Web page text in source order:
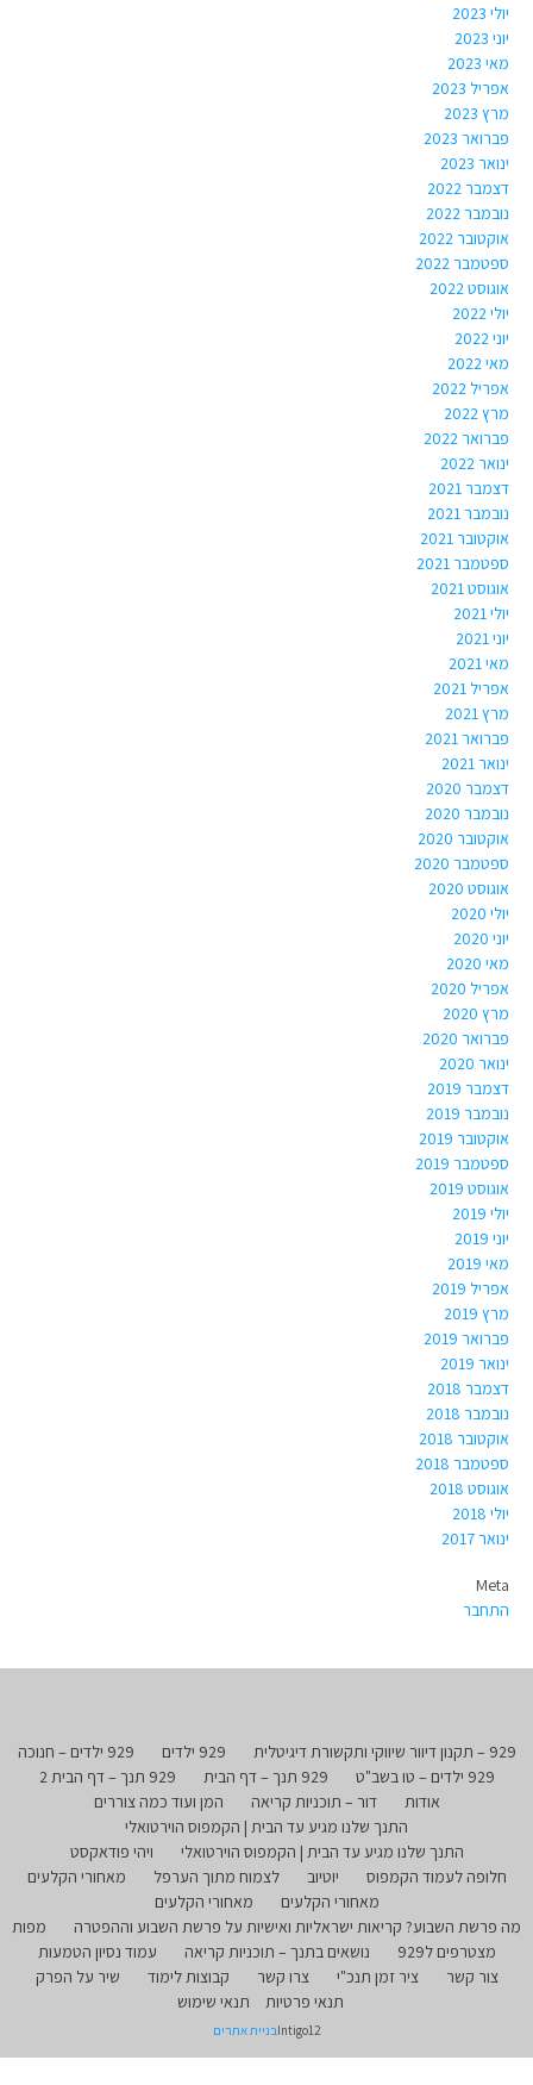
יולי 2023
יוני 2023
מאי 2023
אפריל 2023
מרץ 2023
פברואר 2023
ינואר 2023
דצמבר 2022
נובמבר 2022
אוקטובר 2022
ספטמבר 2022
אוגוסט 2022
יולי 2022
יוני 2022
מאי 2022
אפריל 2022
מרץ 2022
פברואר 2022
ינואר 2022
דצמבר 2021
נובמבר 2021
אוקטובר 2021
ספטמבר 2021
אוגוסט 2021
יולי 2021
יוני 2021
מאי 2021
אפריל 2021
מרץ 2021
פברואר 2021
ינואר 2021
דצמבר 2020
נובמבר 2020
אוקטובר 2020
ספטמבר 2020
אוגוסט 2020
יולי 2020
יוני 2020
מאי 2020
אפריל 2020
מרץ 2020
פברואר 2020
ינואר 2020
דצמבר 2019
נובמבר 2019
אוקטובר 2019
ספטמבר 2019
אוגוסט 2019
יולי 2019
יוני 2019
מאי 2019
אפריל 2019
מרץ 2019
פברואר 2019
ינואר 2019
דצמבר 2018
נובמבר 2018
אוקטובר 2018
ספטמבר 2018
אוגוסט 2018
יולי 2018
ינואר 2017
Meta
התחבר
929 – תקנון דיוור שיווקי ותקשורת דיגיטלית 929 ילדים
929 ילדים – חנוכה
929 ילדים – טו בשב"ט
929 תנך – דף הבית
929 תנך – דף הבית 2
אודות
דור – תוכניות קריאה
המן ועוד כמה צוררים
התנך שלנו מגיע עד הבית | הקמפוס הוירטואלי
התנך שלנו מגיע עד הבית | הקמפוס הוירטואלי
ויהי פודאקסט
חלופה לעמוד הקמפוס
יוטיוב לצמוח מתוך הערפל
מאחורי הקלעים
מאחורי הקלעים
מאחורי הקלעים
מה פרשת השבוע? קריאות ישראליות ואישיות על פרשת השבוע וההפטרה
מפות
מצטרפים ל929
נושאים בתנך – תוכניות קריאה
עמוד נסיון הטמעות
צור קשר
ציר זמן תנכ"י צרו קשר קבוצות לימוד
שיר על הפרק
תנאי פרטיות
תנאי שימוש
Intigo12בניית אתרים